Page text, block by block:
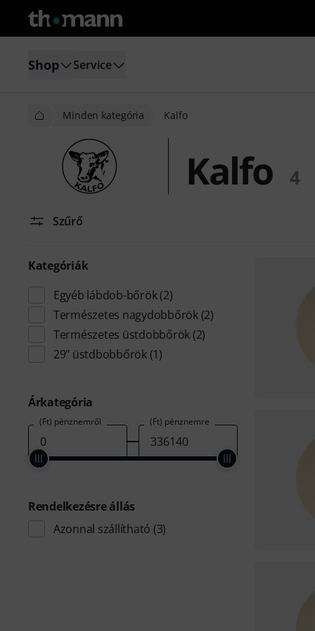
Shop Service
Minden kategória Kalfo
Kalfo 4
Szűrő
Kategóriák
Egyéb lábdob-bőrök(2)
Természetes nagydobbőrök(2)
Természetes üstdobbőrök (2)
29" üstdbobbőrök(1)
Árkategória
(Ft) pénznemről (Ft) pénznemre
Rendelkezésre állás
Azonnal szállítható (3)